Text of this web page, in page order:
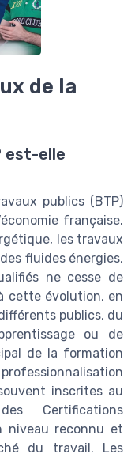
de la
est-elle
publics (BTP)
française.
les travaux
fluides énergies,
ne cesse de
cette évolution, en
publics, du
ou de
de la formation
inscrites au
Certifications
niveau reconnu et
du travail. Les